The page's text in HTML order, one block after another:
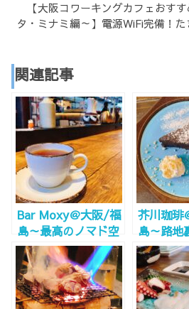
【大阪コワーキングカフェおす
タ・ミナミ編～】電源WiFi完備！
関連記事
Bar Moxy＠大阪/福
島～最高のノマド空
間！ホテルカフェで
お仕事。Wi-Fi電源
完備！～
芥川珈琲
島～路地
喫茶 ス
もあるよ